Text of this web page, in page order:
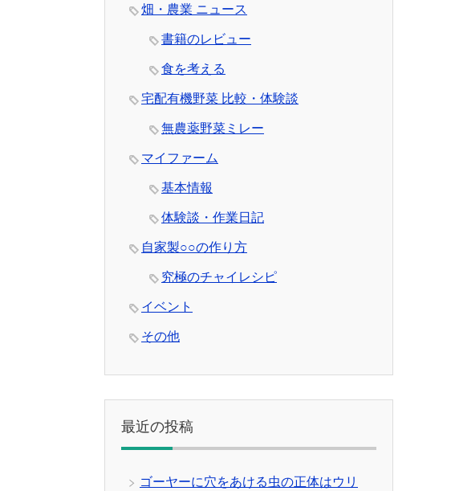
畑・農業 ニュース
書籍のレビュー
食を考える
宅配有機野菜 比較・体験談
無農薬野菜ミレー
マイファーム
基本情報
体験談・作業日記
自家製○○の作り方
究極のチャイレシピ
イベント
その他
最近の投稿
ゴーヤーに穴をあける虫の正体はウリ